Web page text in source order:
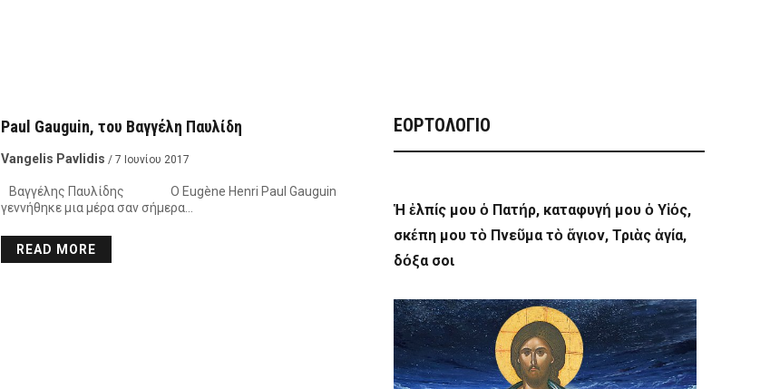
Paul Gauguin, του Βαγγέλη Παυλίδη
Vangelis Pavlidis / 7 Ιουνίου 2017
Βαγγέλης Παυλίδης Ο Eugène Henri Paul Gauguin
γεννήθηκε μια μέρα σαν σήμερα…
READ MORE
ΕΟΡΤΟΛΟΓΙΟ
Ἡ ἐλπίς μου ὁ Πατήρ, καταφυγή μου ὁ Υἱός,
σκέπη μου τὸ Πνεῦμα τὸ ἅγιον, Τριὰς ἁγία,
δόξα σοι